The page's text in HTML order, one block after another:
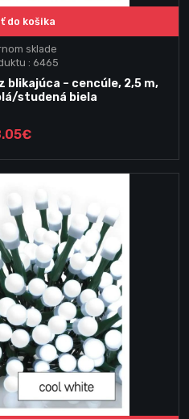
do košika
sklade
: 6465
blikajúca – cencúle, 2,5 m,
studená biela